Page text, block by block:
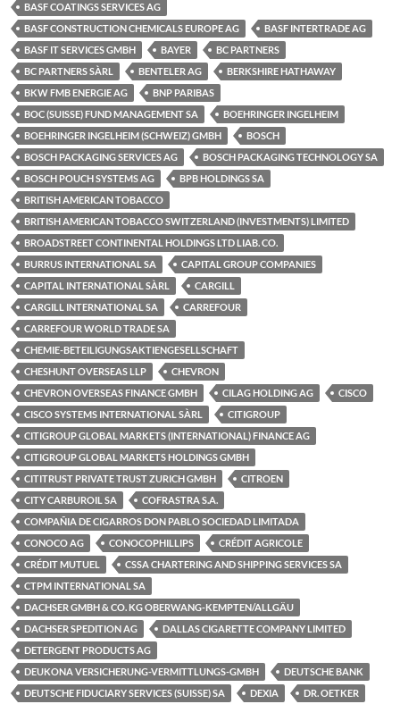
BASF COATINGS SERVICES AG
BASF CONSTRUCTION CHEMICALS EUROPE AG
BASF INTERTRADE AG
BASF IT SERVICES GMBH
BAYER
BC PARTNERS
BC PARTNERS SÀRL
BENTELER AG
BERKSHIRE HATHAWAY
BKW FMB ENERGIE AG
BNP PARIBAS
BOC (SUISSE) FUND MANAGEMENT SA
BOEHRINGER INGELHEIM
BOEHRINGER INGELHEIM (SCHWEIZ) GMBH
BOSCH
BOSCH PACKAGING SERVICES AG
BOSCH PACKAGING TECHNOLOGY SA
BOSCH POUCH SYSTEMS AG
BPB HOLDINGS SA
BRITISH AMERICAN TOBACCO
BRITISH AMERICAN TOBACCO SWITZERLAND (INVESTMENTS) LIMITED
BROADSTREET CONTINENTAL HOLDINGS LTD LIAB. CO.
BURRUS INTERNATIONAL SA
CAPITAL GROUP COMPANIES
CAPITAL INTERNATIONAL SÀRL
CARGILL
CARGILL INTERNATIONAL SA
CARREFOUR
CARREFOUR WORLD TRADE SA
CHEMIE-BETEILIGUNGSAKTIENGESELLSCHAFT
CHESHUNT OVERSEAS LLP
CHEVRON
CHEVRON OVERSEAS FINANCE GMBH
CILAG HOLDING AG
CISCO
CISCO SYSTEMS INTERNATIONAL SÀRL
CITIGROUP
CITIGROUP GLOBAL MARKETS (INTERNATIONAL) FINANCE AG
CITIGROUP GLOBAL MARKETS HOLDINGS GMBH
CITITRUST PRIVATE TRUST ZURICH GMBH
CITROEN
CITY CARBUROIL SA
COFRASTRA S.A.
COMPAÑIA DE CIGARROS DON PABLO SOCIEDAD LIMITADA
CONOCO AG
CONOCOPHILLIPS
CRÉDIT AGRICOLE
CRÉDIT MUTUEL
CSSA CHARTERING AND SHIPPING SERVICES SA
CTPM INTERNATIONAL SA
DACHSER GMBH & CO. KG OBERWANG-KEMPTEN/ALLGÄU
DACHSER SPEDITION AG
DALLAS CIGARETTE COMPANY LIMITED
DETERGENT PRODUCTS AG
DEUKONA VERSICHERUNG-VERMITTLUNGS-GMBH
DEUTSCHE BANK
DEUTSCHE FIDUCIARY SERVICES (SUISSE) SA
DEXIA
DR. OETKER